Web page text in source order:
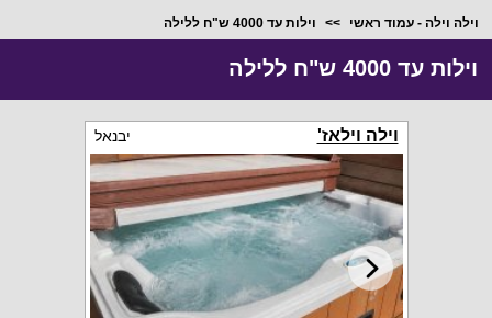
וילה וילה - עמוד ראשי וילות עד 4000 ש"ח ללילה
וילות עד 4000 ש"ח ללילה
וילה וילאז' יבנאל